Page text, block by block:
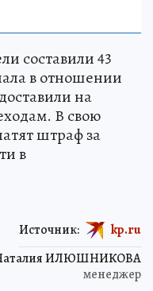
составили 43
в отношении
на
В свою
штраф за
в
ИЛЮШНИКОВА
менеджер
Источник: kp.ru